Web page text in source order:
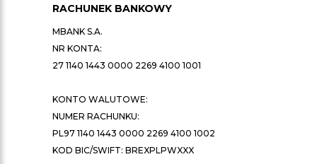
RACHUNEK BANKOWY
MBANK S.A.
NR KONTA:
27 1140 1443 0000 2269 4100 1001
KONTO WALUTOWE:
NUMER RACHUNKU:
PL97 1140 1443 0000 2269 4100 1002
KOD BIC/SWIFT: BREXPLPWXXX